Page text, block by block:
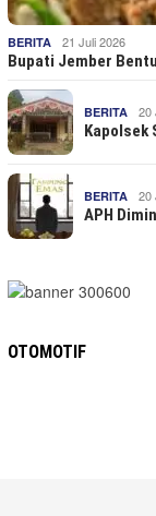
BERITA 21 Juli 2026
Bupati Jember
BERITA 20
Kapolsek
BERITA 20
APH
OTOMOTIF